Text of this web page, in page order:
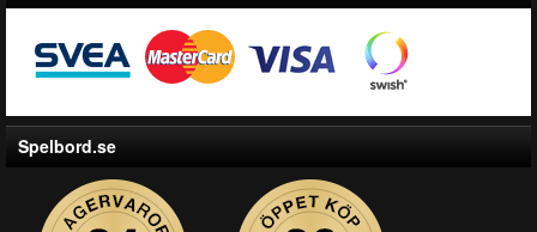
Spelbord.se